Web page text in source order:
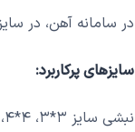
در سامانه آهن، در
سایزهای پرکاربرد:
نبشی سایز ۳*۳، ۴*۴، ۵*۵، ۶*۶ و بزرگ‌تر برای پروژه‌های مختلف در دسترس است.